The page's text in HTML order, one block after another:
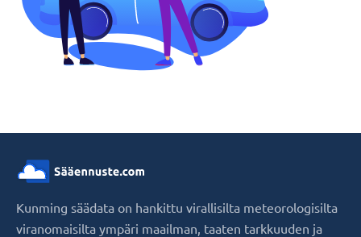
Kunming säädata on hankittu virallisilta meteorologisilta
viranomaisilta ympäri maailman, taaten tarkkuuden ja